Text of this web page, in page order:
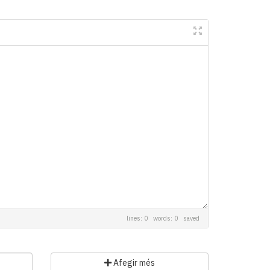
lines: 0 words: 0 saved
Afegir més